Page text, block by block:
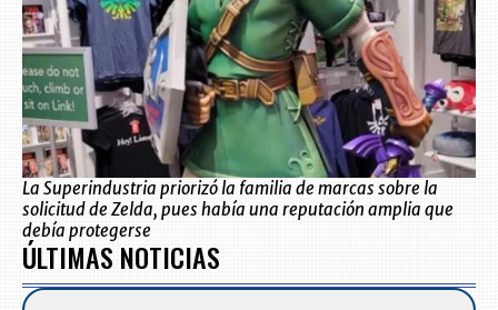
La Superindustria priorizó la familia de marcas sobre la
solicitud de Zelda, pues había una reputación amplia que
debía protegerse
ÚLTIMAS NOTICIAS